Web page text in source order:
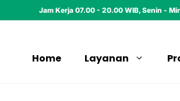
Jam Kerja 07.00 - 20.00 WIB, Senin -
Home Layanan